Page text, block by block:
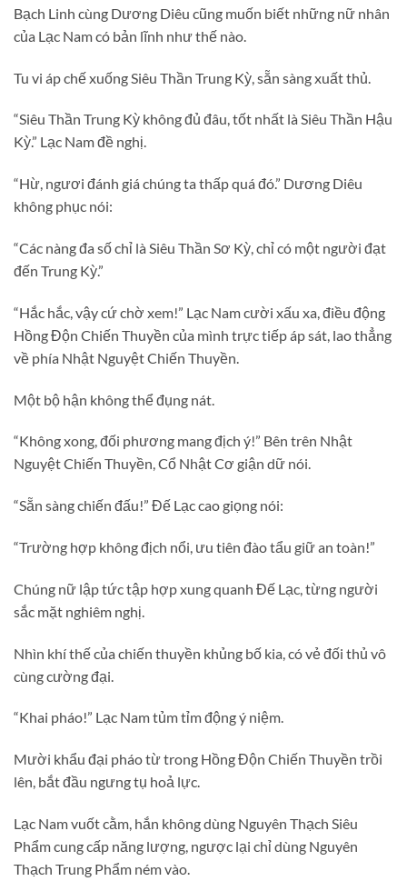
Bạch Linh cùng Dương Diêu cũng muốn biết những nữ nhân
của Lạc Nam có bản lĩnh như thế nào.
Tu vi áp chế xuống Siêu Thần Trung Kỳ, sẵn sàng xuất thủ.
“Siêu Thần Trung Kỳ không đủ đâu, tốt nhất là Siêu Thần Hậu
Kỳ.” Lạc Nam đề nghị.
“Hừ, ngươi đánh giá chúng ta thấp quá đó.” Dương Diêu
không phục nói:
“Các nàng đa số chỉ là Siêu Thần Sơ Kỳ, chỉ có một người đạt
đến Trung Kỳ.”
“Hắc hắc, vậy cứ chờ xem!” Lạc Nam cười xấu xa, điều động
Hồng Độn Chiến Thuyền của mình trực tiếp áp sát, lao thẳng
về phía Nhật Nguyệt Chiến Thuyền.
Một bộ hận không thể đụng nát.
“Không xong, đối phương mang địch ý!” Bên trên Nhật
Nguyệt Chiến Thuyền, Cổ Nhật Cơ giận dữ nói.
“Sẵn sàng chiến đấu!” Đế Lạc cao giọng nói:
“Trường hợp không địch nổi, ưu tiên đào tẩu giữ an toàn!”
Chúng nữ lập tức tập hợp xung quanh Đế Lạc, từng người
sắc mặt nghiêm nghị.
Nhìn khí thế của chiến thuyền khủng bố kia, có vẻ đối thủ vô
cùng cường đại.
“Khai pháo!” Lạc Nam tủm tỉm động ý niệm.
Mười khẩu đại pháo từ trong Hồng Độn Chiến Thuyền trồi
lên, bắt đầu ngưng tụ hoả lực.
Lạc Nam vuốt cằm, hắn không dùng Nguyên Thạch Siêu
Phẩm cung cấp năng lượng, ngược lại chỉ dùng Nguyên
Thạch Trung Phẩm ném vào.